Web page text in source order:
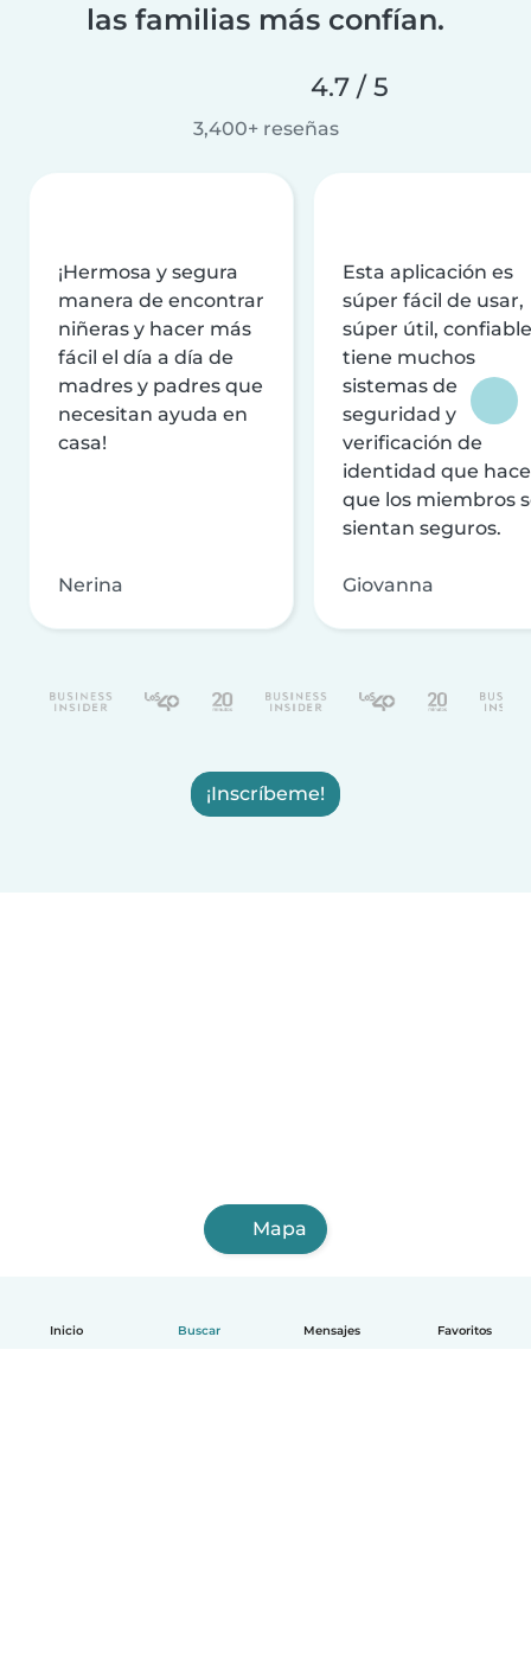
Inicio Buscar Mensajes Favoritos
las familias más confían.
4.7 / 5
3,400+ reseñas
¡Hermosa y segura
manera de encontrar
niñeras y hacer más
fácil el día a día de
madres y padres que
necesitan ayuda en
casa!
Nerina
Esta aplicación es
súper fácil de usar,
súper útil,
tiene muchos
sistemas de
seguridad y
verificación de
identidad que
que los miembros
sientan seguros.
Giovanna
¡Inscríbeme!
Mapa